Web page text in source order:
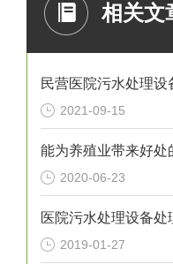
相关文
2021-09-15
2020-06-23
医院污水处理设备
2019-01-27